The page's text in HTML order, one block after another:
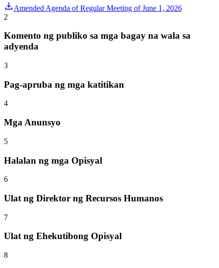
Amended Agenda of Regular Meeting of June 1, 2026
2
Komento ng publiko sa mga bagay na wala sa
adyenda
3
Pag-apruba ng mga katitikan
4
Mga Anunsyo
5
Halalan ng mga Opisyal
6
Ulat ng Direktor ng Recursos Humanos
7
Ulat ng Ehekutibong Opisyal
8